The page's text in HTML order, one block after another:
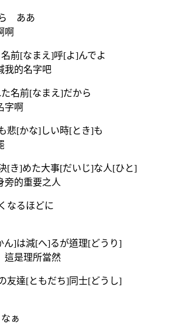
ああ
啊
前[なまえ]呼[よ]んでよ
的名字吧
名前[なまえ]だから
字啊
悲[かな]しい時[とき]も
[き]めた大事[だいじ]な人[ひと]
旁的重要之人
なるほどに
ん]は減[へ]るが道理[どうり]
是理所當然
友達[ともだち]同士[どうし]
ぁ